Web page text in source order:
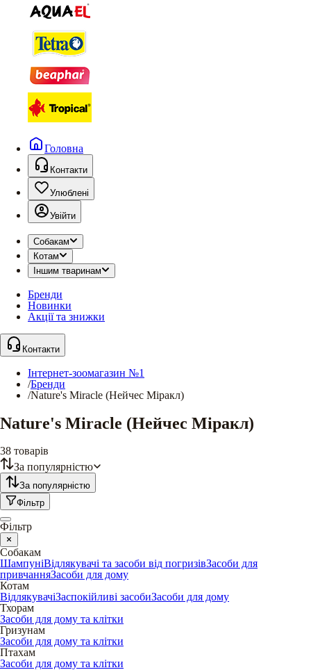
Головна
Контакти
Улюблені
Увійти
Собакам
Котам
Іншим тваринам
Бренди
Новинки
Акції та знижки
Контакти
Інтернет-зоомагазин №1
/Бренди
/Nature's Miracle (Нейчес Міракл)
Nature's Miracle (Нейчес Міракл)
38 товарів
За популярністю
За популярністю
Фільтр
Фільтр
Собакам
ШампуніВідлякувачі та засоби від погризівЗасоби для
привчанняЗасоби для дому
Котам
ВідлякувачіЗаспокійливі засобиЗасоби для дому
Тхорам
Засоби для дому та клітки
Гризунам
Засоби для дому та клітки
Птахам
Засоби для дому та клітки